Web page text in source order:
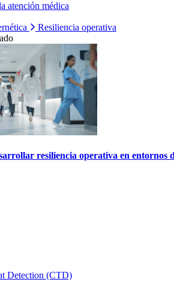
atención médica
Resiliencia operativa
resiliencia operativa en entornos
Detection (CTD)